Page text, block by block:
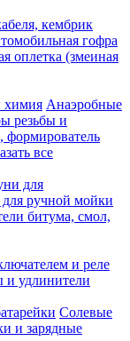
кембрик
гофра
оплетка (змеиная
химия Анаэробные
резьбы и
формирователь
все
для
ручной мойки
битума, смол,
и реле
и удлинители
Солевые
и зарядные